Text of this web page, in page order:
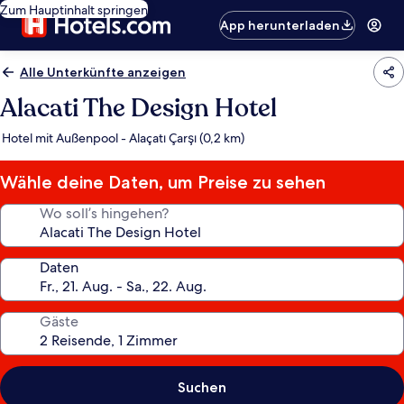
Zum Hauptinhalt springen
App herunterladen
Alle Unterkünfte anzeigen
Alacati The Design Hotel
Hotel mit Außenpool - Alaçatı Çarşı (0,2 km)
Wähle deine Daten, um Preise zu sehen
Wo soll’s hingehen?
Daten
Gäste
Suchen